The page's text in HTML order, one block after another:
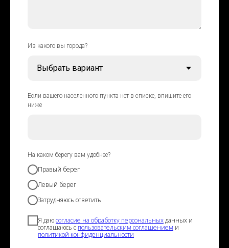
Из какого вы города?
Если вашего населенного пункта нет в списке, впишите его
ниже
На каком берегу вам удобнее?
Правый берег
Левый берег
Затрудняюсь ответить
Я даюсогласие на обработку персональныхданных и
соглашаюсь с пользовательским соглашением и
политикой конфиденциальности